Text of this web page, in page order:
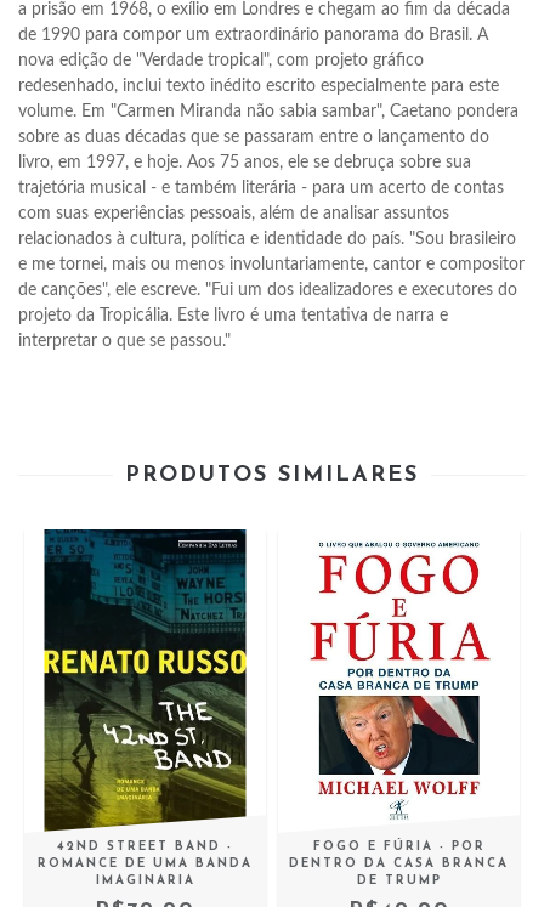
a prisão em 1968, o exílio em Londres e chegam ao fim da década
de 1990 para compor um extraordinário panorama do Brasil. A
nova edição de "Verdade tropical", com projeto gráfico
redesenhado, inclui texto inédito escrito especialmente para este
volume. Em "Carmen Miranda não sabia sambar", Caetano pondera
sobre as duas décadas que se passaram entre o lançamento do
livro, em 1997, e hoje. Aos 75 anos, ele se debruça sobre sua
trajetória musical - e também literária - para um acerto de contas
com suas experiências pessoais, além de analisar assuntos
relacionados à cultura, política e identidade do país. "Sou brasileiro
e me tornei, mais ou menos involuntariamente, cantor e compositor
de canções", ele escreve. "Fui um dos idealizadores e executores do
projeto da Tropicália. Este livro é uma tentativa de narra e
interpretar o que se passou."
PRODUTOS SIMILARES
42ND STREET BAND -
ROMANCE DE UMA BANDA
IMAGINARIA
FOGO E FÚRIA - POR
DENTRO DA CASA BRANCA
DE TRUMP